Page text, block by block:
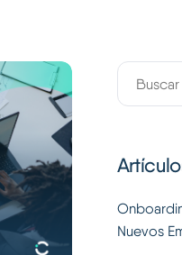
Nuevos